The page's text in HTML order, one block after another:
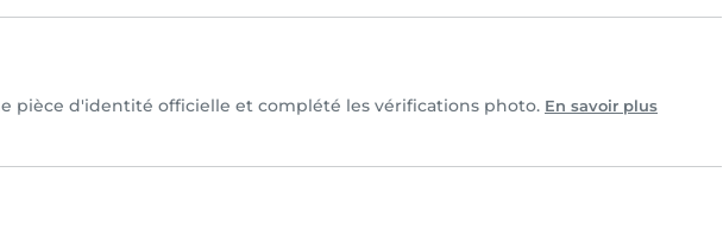
pièce d'identité officielle et complété les vérifications photo. En savoir plus